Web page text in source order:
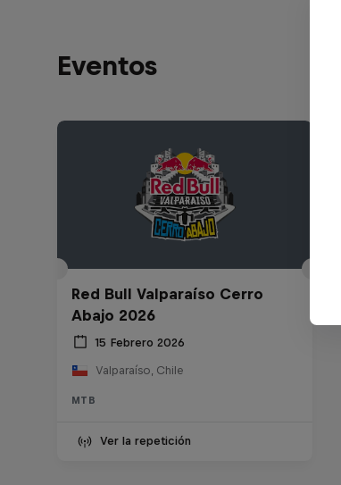
Eventos
Red Bull Valparaíso Cerro
Abajo 2026
15 Febrero 2026
Valparaíso, Chile
MTB
Ver la repetición